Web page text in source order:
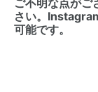
ご不明な点がご
さい。
可能です。